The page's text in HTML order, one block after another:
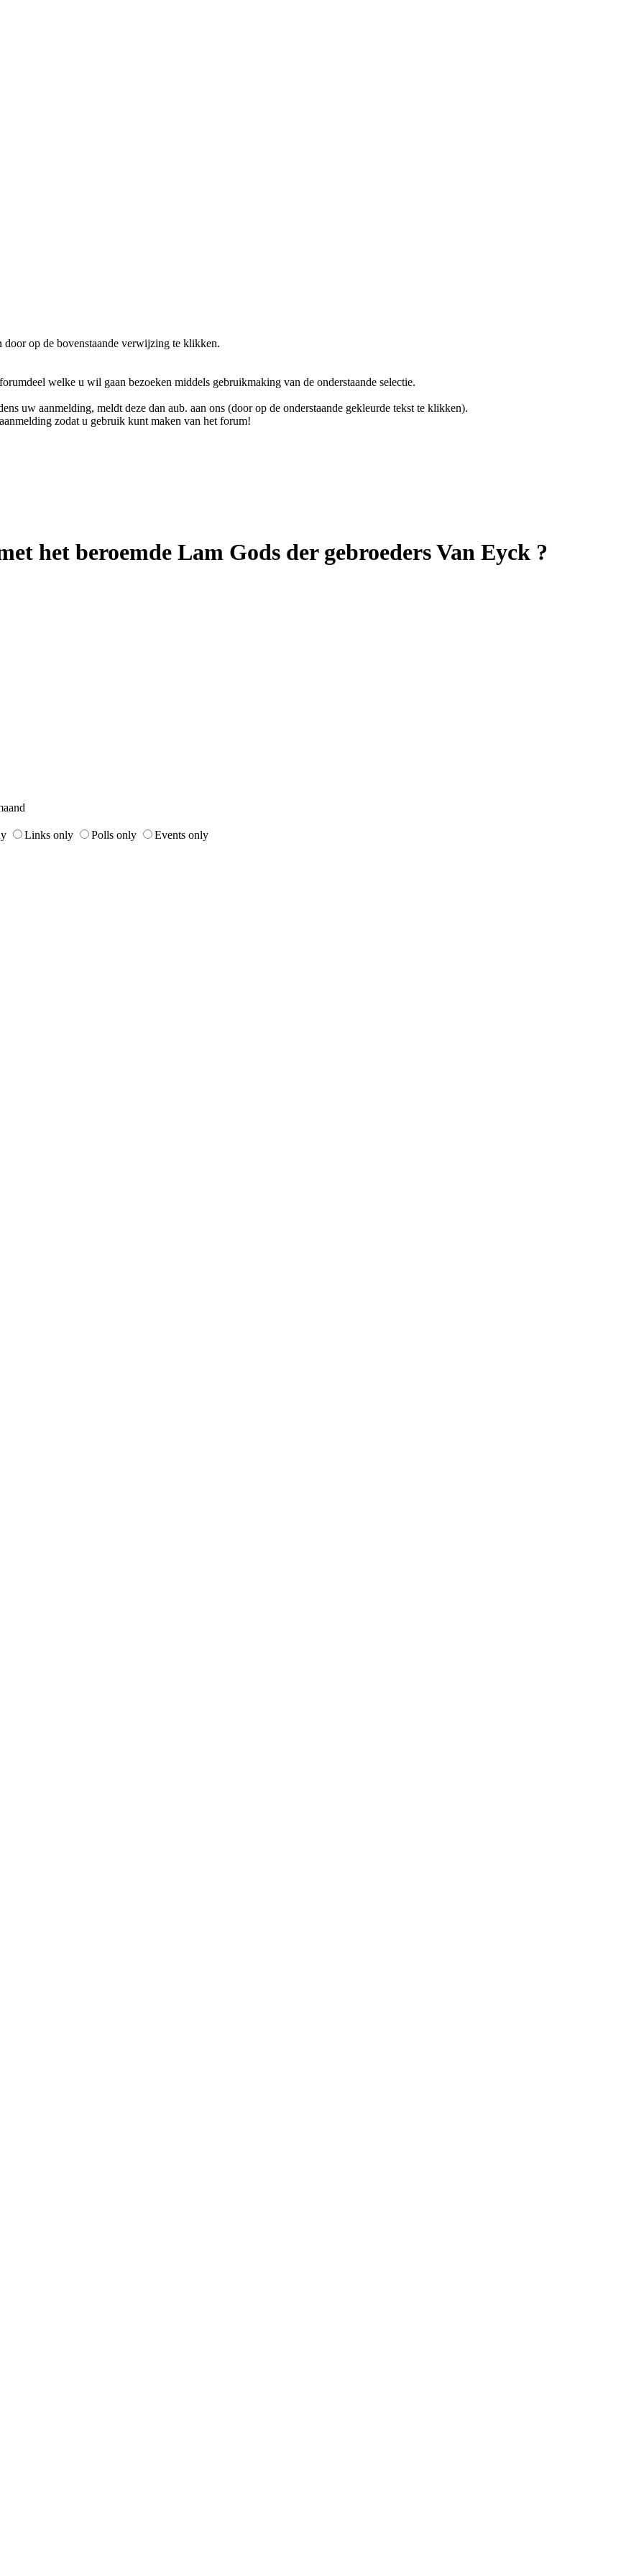
door op de bovenstaande verwijzing te klikken.
welke u wil gaan bezoeken middels gebruikmaking van de onderstaande selectie.
uw aanmelding, meldt deze dan aub. aan ons (door op de onderstaande gekleurde tekst te klikken).
zodat u gebruik kunt maken van het forum!
het beroemde Lam Gods der gebroeders Van Eyck ?
Links only Polls only
Events only